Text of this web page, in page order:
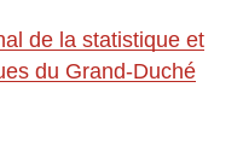
depuis la
de la statistique et
du Grand-Duché